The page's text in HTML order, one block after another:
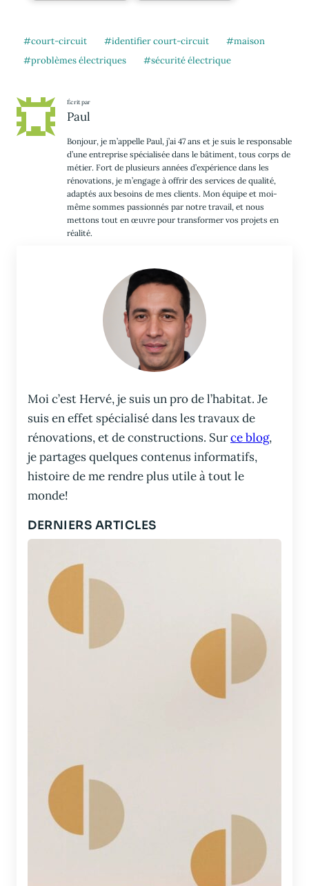
court-circuit identifier court-circuit
maison
problèmes électriques
sécurité électrique
Écrit par
Paul
Bonjour, je m’appelle Paul, j’ai 47 ans et je suis le responsable
d’une entreprise spécialisée dans le bâtiment, tous corps de
métier. Fort de plusieurs années d’expérience dans les
rénovations, je m’engage à offrir des services de qualité,
adaptés aux besoins de mes clients. Mon équipe et moi-
même sommes passionnés par notre travail, et nous
mettons tout en œuvre pour transformer vos projets en
réalité.
Moi c’est Hervé, je suis un pro de l’habitat. Je
suis en effet spécialisé dans les travaux de
rénovations, et de constructions. Surce blog,
je partages quelques contenus informatifs,
histoire de me rendre plus utile à tout le
monde!
DERNIERS ARTICLES